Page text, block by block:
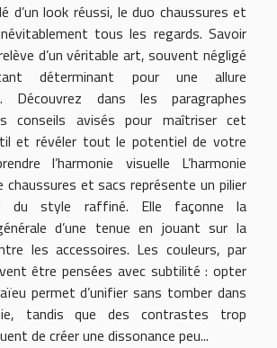
d’un look réussi, le duo chaussures et
tous les regards. Savoir
d’un véritable art, souvent négligé
déterminant pour une allure
Découvrez dans les paragraphes
conseils avisés pour maîtriser cet
et révéler tout le potentiel de votre
l’harmonie visuelle L’harmonie
chaussures et sacs représente un pilier
du style raffiné. Elle façonne la
d’une tenue en jouant sur la
les accessoires. Les couleurs, par
être pensées avec subtilité : opter
permet d’unifier sans tomber dans
tandis que des contrastes trop
de créer une dissonance peu...